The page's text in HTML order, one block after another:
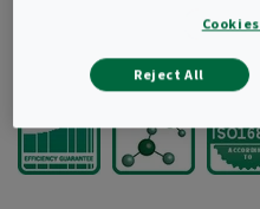
Reject All